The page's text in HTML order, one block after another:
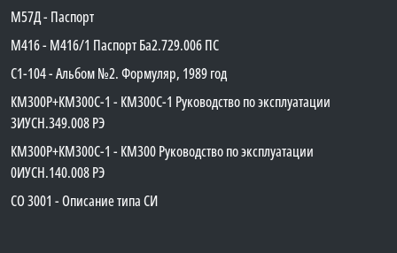
М57Д - Паспорт
М416 - М416/1 Паспорт Ба2.729.006 ПС
C1-104 - Альбом №2. Формуляр, 1989 год
КМ300Р+КМ300С-1 - КМ300C-1 Руководство по эксплуатации
3ИУСН.349.008 РЭ
КМ300Р+КМ300С-1 - КМ300 Руководство по эксплуатации
0ИУСН.140.008 РЭ
СО 3001 - Описание типа СИ